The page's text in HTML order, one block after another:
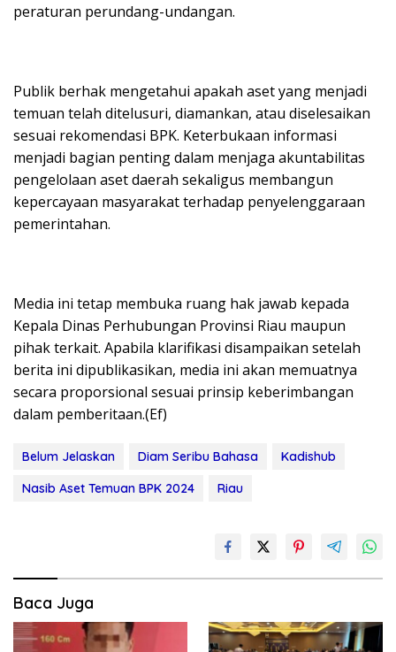
peraturan perundang-undangan.
Publik berhak mengetahui apakah aset yang menjadi
temuan telah ditelusuri, diamankan, atau diselesaikan
sesuai rekomendasi BPK. Keterbukaan informasi
menjadi bagian penting dalam menjaga akuntabilitas
pengelolaan aset daerah sekaligus membangun
kepercayaan masyarakat terhadap penyelenggaraan
pemerintahan.
Media ini tetap membuka ruang hak jawab kepada
Kepala Dinas Perhubungan Provinsi Riau maupun
pihak terkait. Apabila klarifikasi disampaikan setelah
berita ini dipublikasikan, media ini akan memuatnya
secara proporsional sesuai prinsip keberimbangan
dalam pemberitaan.(Ef)
Belum Jelaskan Diam Seribu Bahasa
Kadishub
Nasib Aset Temuan BPK 2024
Riau
Baca Juga